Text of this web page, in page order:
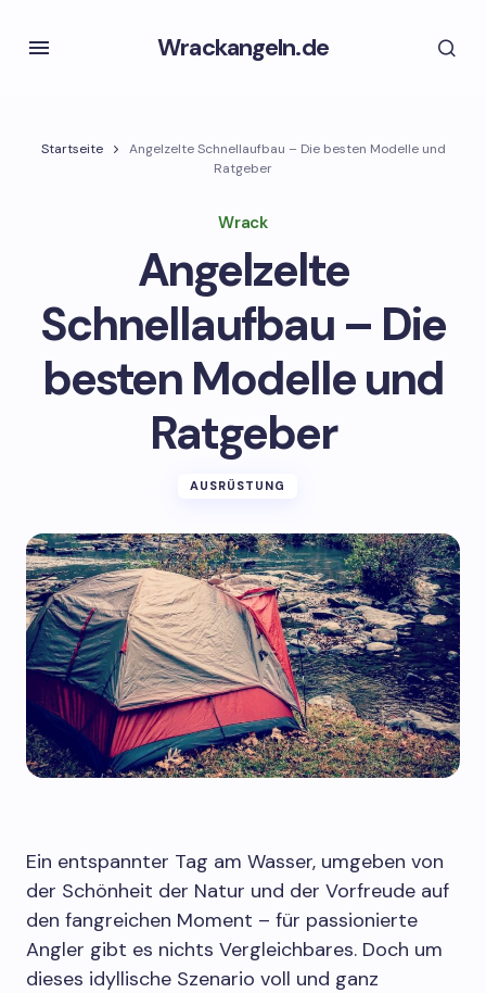
Wrackangeln.de
Startseite
Angelzelte Schnellaufbau – Die besten Modelle und
Ratgeber
Wrack
Angelzelte
Schnellaufbau – Die
besten Modelle und
Ratgeber
AUSRÜSTUNG
Ein entspannter Tag am Wasser, umgeben von
der Schönheit der Natur und der Vorfreude auf
den fangreichen Moment – für passionierte
Angler gibt es nichts Vergleichbares. Doch um
dieses idyllische Szenario voll und ganz